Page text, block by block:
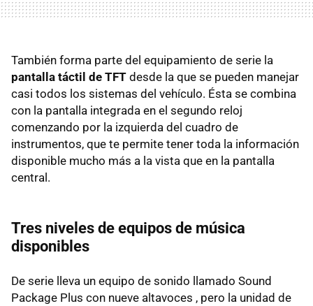
También forma parte del equipamiento de serie la
pantalla táctil de TFT desde la que se pueden manejar
casi todos los sistemas del vehículo. Ésta se combina
con la pantalla integrada en el segundo reloj
comenzando por la izquierda del cuadro de
instrumentos, que te permite tener toda la información
disponible mucho más a la vista que en la pantalla
central.
Tres niveles de equipos de música
disponibles
De serie lleva un equipo de sonido llamado Sound
Package Plus con nueve altavoces , pero la unidad de